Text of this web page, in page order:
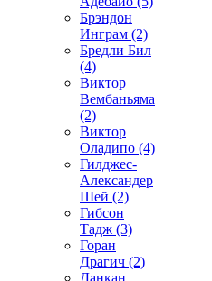
Брэндон
Инграм (2)
Бредли Бил
(4)
Виктор
Вембаньяма
(2)
Виктор
Оладипо (4)
Гилджес-
Александер
Шей (2)
Гибсон
Тадж (3)
Горан
Драгич (2)
Данкан